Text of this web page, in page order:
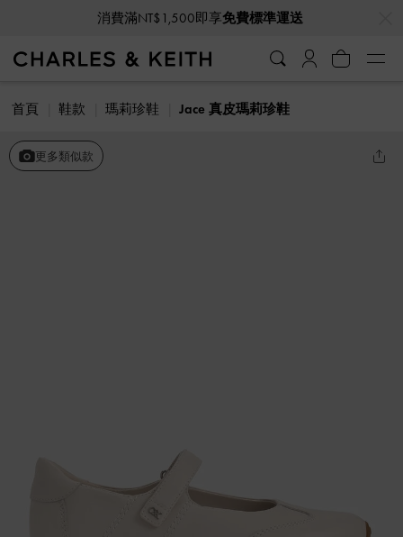
消費滿NT$1,500即享免費標準運送
首頁 鞋款 瑪莉珍鞋 Jace 真皮瑪莉珍鞋
更多類似款